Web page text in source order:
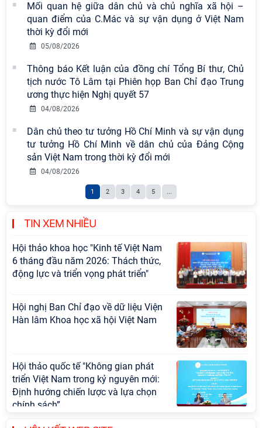
Mối quan hệ giữa dân chủ và chủ nghĩa xã hội –
quan điểm của C.Mác và sự vận dụng ở Việt Nam
thời kỳ đổi mới
05/08/2026
Thông báo Kết luận của đồng chí Tổng Bí thư, Chủ
tịch nước Tô Lâm tại Phiên họp Ban Chỉ đạo Trung
ương thực hiện Nghị quyết 57
04/08/2026
Dân chủ theo tư tưởng Hồ Chí Minh và sự vận dụng
tư tưởng Hồ Chí Minh về dân chủ của Đảng Cộng
sản Việt Nam trong thời kỳ đổi mới
04/08/2026
1 2 3 4 5 ...
TIN XEM NHIỀU
Hội thảo khoa học quốc tế “Không
gian phát triển Việt Nam trong kỷ
nguyên mới: Định hướng chiến lược
vào thứ ba, ngày 28/7/2026
Tọa đàm Giao lưu chuyên đề về
những kinh nghiệm quan trọng của
Cộng sản Việt Nam trong lãnh đạo
sự nghiệp xây dựng chủ nghĩa xã hội
Hội nghị Lãnh đạo Viện Hàn lâm
Khoa học xã hội Việt Nam làm việc
với Ban Chủ nhiệm các Chương trình
cấp Bộ
Hội thảo khoa học "Kinh tế Việt Nam
6 tháng đầu năm 2026: Thách thức,
động lực và triển vọng phát triển"
Hội nghị Ban Chỉ đạo về dữ liệu Viện
Hàn lâm Khoa học xã hội Việt Nam
Hội thảo quốc tế "Không gian phát
triển Việt Nam trong kỷ nguyên mới:
Định hướng chiến lược và lựa chọn
chính sách”